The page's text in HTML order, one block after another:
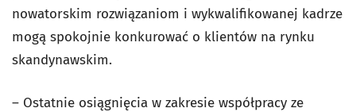
nowatorskim rozwiązaniom i wykwalifikowanej kadrze
mogą spokojnie konkurować o klientów na rynku
skandynawskim.
– Ostatnie osiągnięcia w zakresie współpracy ze